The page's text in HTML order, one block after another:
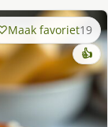
Maak favoriet19
👍